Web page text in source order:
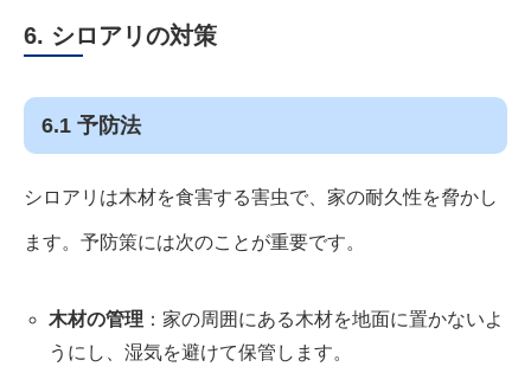
6. シロアリの対策
6.1 予防法
シロアリは木材を食害する害虫で、家の耐久性を脅かし
ます。予防策には次のことが重要です。
木材の管理 ：家の周囲にある木材を地面に置かないよ
うにし、湿気を避けて保管します。